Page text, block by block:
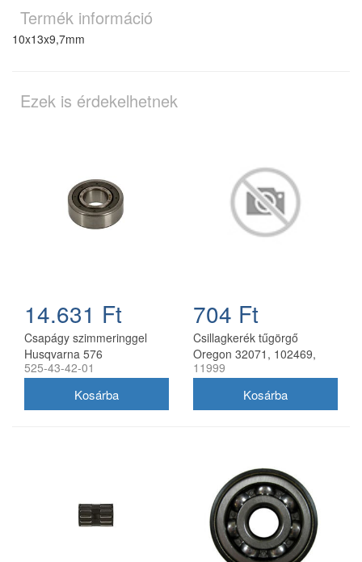
Termék információ
10x13x9,7mm
Ezek is érdekelhetnek
14.631 Ft
Csapágy szimmeringgel
Husqvarna 576
láncfűrészhez 35x14,5x12
525-43-42-01
704 Ft
Csillagkerék tűgörgő
Oregon 32071, 102469,
32057,
11999